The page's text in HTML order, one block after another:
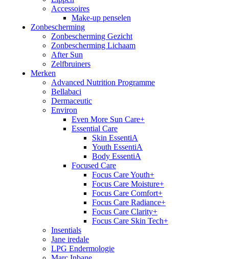
Accessoires
Make-up penselen
Zonbescherming
Zonbescherming Gezicht
Zonbescherming Lichaam
After Sun
Zelfbruiners
Merken
Advanced Nutrition Programme
Bellabaci
Dermaceutic
Environ
Even More Sun Care+
Essential Care
Skin EssentiA
Youth EssentiA
Body EssentiA
Focused Care
Focus Care Youth+
Focus Care Moisture+
Focus Care Comfort+
Focus Care Radiance+
Focus Care Clarity+
Focus Care Skin Tech+
Insentials
Jane iredale
LPG Endermologie